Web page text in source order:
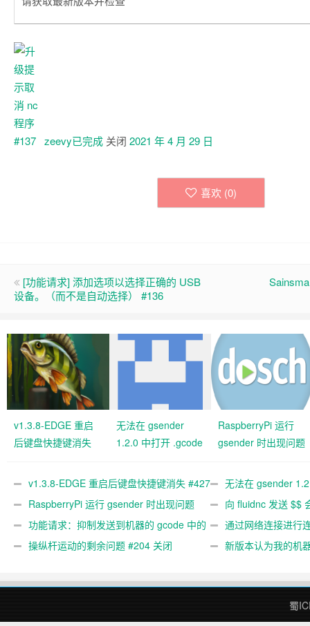
zeevy已完成 关闭 2021 年 4 月 29 日
喜欢 (0)
[功能请求] 添加选项以选择正确的 USB
设备。（而不是自动选择） #136
v1.3.8-EDGE 重启
后键盘快捷键消失
无法在 gsender
1.2.0 中打开 .gcode
RaspberryPi 运行
gsender 时出现问题
v1.3.8-EDGE 重启后键盘快捷键消失 #427
关闭
无法在 gsender
#367
RaspberryPi 运行 gsender 时出现问题
#89
向 fluidnc 发送 $$
#473
功能请求：抑制发送到机器的 gcode 中的
gcode 注释。 #444 关闭
通过网络连接进行
操纵杆运动的剩余问题 #204 关闭
新版本认为我的机
蜀